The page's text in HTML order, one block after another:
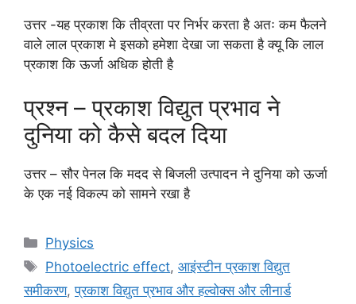
उत्तर -यह प्रकाश कि तीव्रता पर निर्भर करता है अतः कम फैलने
वाले लाल प्रकाश मे इसको हमेशा देखा जा सकता है क्यू कि लाल
प्रकाश कि ऊर्जा अधिक होती है
प्रश्न – प्रकाश विद्युत प्रभाव ने
दुनिया को कैसे बदल दिया
उत्तर – सौर पेनल कि मदद से बिजली उत्पादन ने दुनिया को ऊर्जा
के एक नई विकल्प को सामने रखा है
Categories
Physics
Tags
Photoelectric effect,आइंस्टीन प्रकाश विद्युत
समीकरण,प्रकाश विद्युत प्रभाव और हल्वोक्स और लीनार्ड